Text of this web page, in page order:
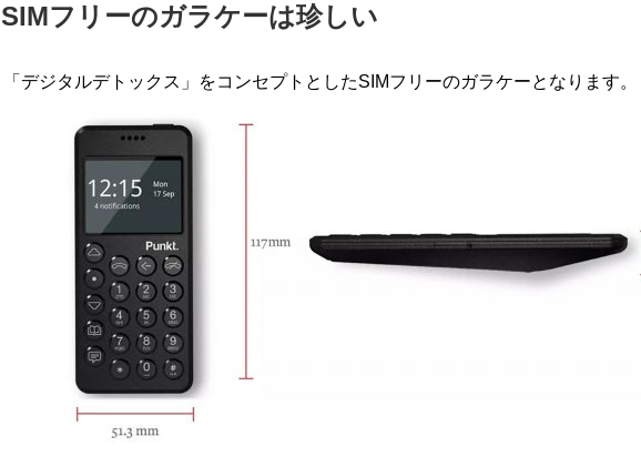
SIMフリーのガラケーは珍しい
「デジタルデトックス」をコンセプトとしたSIMフリーのガラケーとなります。